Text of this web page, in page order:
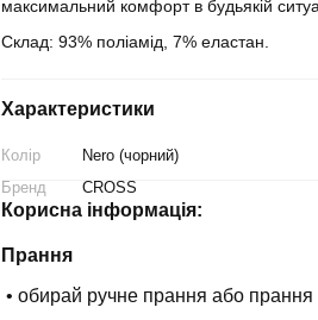
максимальний комфорт в будьякій
Склад: 93% поліамід, 7% еластан.
Характеристики
Колір
Nero (чорний)
Бренд
CROSS
Корисна інформація:
Прання
• обирай ручне прання або